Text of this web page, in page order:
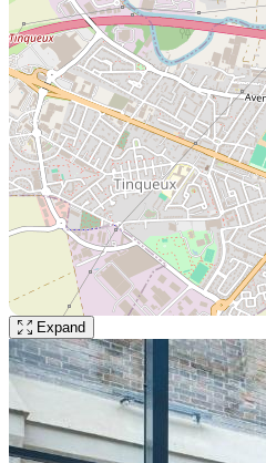
Expand